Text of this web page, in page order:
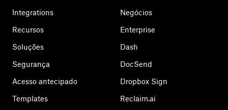
Integrations
Recursos
Soluções
Segurança
Acesso antecipado
Templates
Negócios
Enterprise
Dash
DocSend
Dropbox Sign
Reclaim.ai